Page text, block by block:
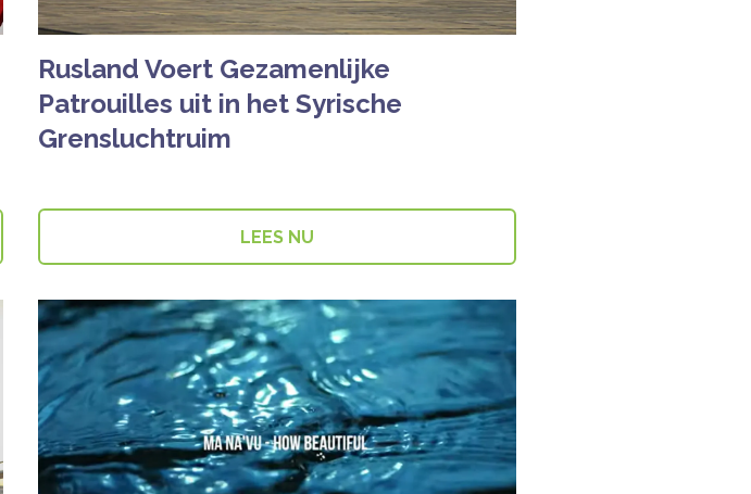
Rusland Voert Gezamenlijke
Patrouilles uit in het Syrische
Grensluchtruim
LEES NU